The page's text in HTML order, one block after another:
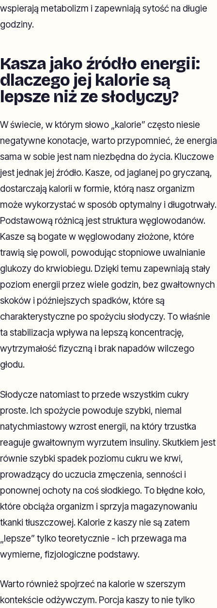
wspierają metabolizm i zapewniają sytość na długie
godziny.
Kasza jako źródło energii:
dlaczego jej kalorie są
lepsze niż ze słodyczy?
W świecie, w którym słowo „kalorie” często niesie
negatywne konotacje, warto przypomnieć, że energia
sama w sobie jest nam niezbędna do życia. Kluczowe
jest jednak jej źródło. Kasze, od jaglanej po gryczaną,
dostarczają kalorii w formie, którą nasz organizm
może wykorzystać w sposób optymalny i długotrwały.
Podstawową różnicą jest struktura węglowodanów.
Kasze są bogate w węglowodany złożone, które
trawią się powoli, powodując stopniowe uwalnianie
glukozy do krwiobiegu. Dzięki temu zapewniają stały
poziom energii przez wiele godzin, bez gwałtownych
skoków i późniejszych spadków, które są
charakterystyczne po spożyciu słodyczy. To właśnie
ta stabilizacja wpływa na lepszą koncentrację,
wytrzymałość fizyczną i brak napadów wilczego
głodu.
Słodycze natomiast to przede wszystkim cukry
proste. Ich spożycie powoduje szybki, niemal
natychmiastowy wzrost energii, na który trzustka
reaguje gwałtownym wyrzutem insuliny. Skutkiem jest
równie szybki spadek poziomu cukru we krwi,
prowadzący do uczucia zmęczenia, senności i
ponownej ochoty na coś słodkiego. To błędne koło,
które obciąża organizm i sprzyja magazynowaniu
tkanki tłuszczowej. Kalorie z kaszy nie są zatem
„lepsze” tylko teoretycznie - ich przewaga ma
wymierne, fizjologiczne podstawy.
Warto również spojrzeć na kalorie w szerszym
kontekście odżywczym. Porcja kaszy to nie tylko